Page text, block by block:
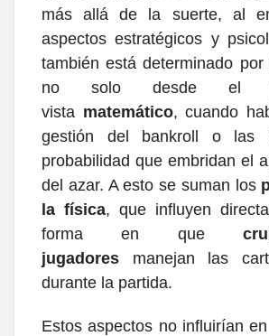
más allá de la suerte, al
aspectos estratégicos y
también está determinado por
no solo desde el
vista matemático, cuando
gestión del bankroll o las
probabilidad que embridan el
del azar. A esto se suman los
la física, que influyen
forma en que
jugadores
manejan las
durante la partida.
Estos aspectos no influirían